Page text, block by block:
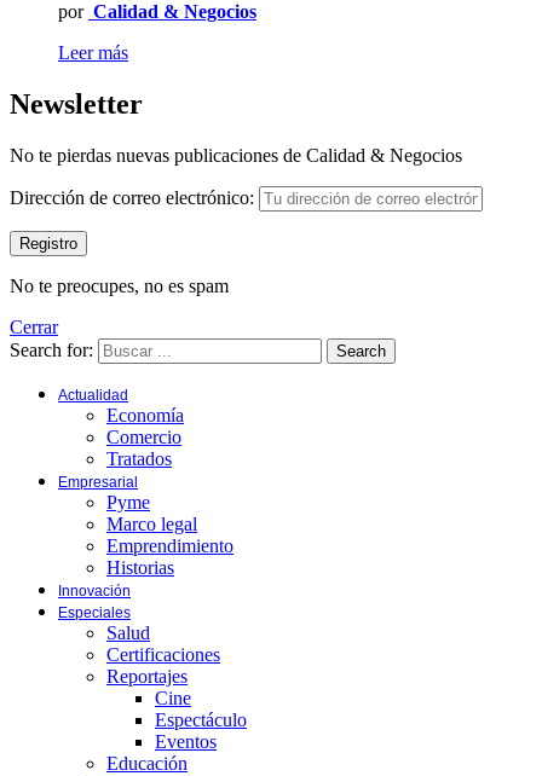
por Calidad & Negocios
Leer más
Newsletter
No te pierdas nuevas publicaciones de Calidad & Negocios
Dirección de correo electrónico:
No te preocupes, no es spam
Cerrar
Search for:
Search
Actualidad
Economía
Comercio
Tratados
Empresarial
Pyme
Marco legal
Emprendimiento
Historias
Innovación
Especiales
Salud
Certificaciones
Reportajes
Cine
Espectáculo
Eventos
Educación